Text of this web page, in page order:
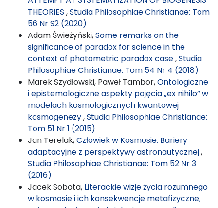
THEORIES ,Studia Philosophiae Christianae: Tom
56 Nr S2 (2020)
Adam Świeżyński,Some remarks on the
significance of paradox for science in the
context of photometric paradox case,Studia
Philosophiae Christianae: Tom 54 Nr 4 (2018)
Marek Szydłowski, Paweł Tambor,Ontologiczne
i epistemologiczne aspekty pojęcia „ex nihilo” w
modelach kosmologicznych kwantowej
kosmogenezy,Studia Philosophiae Christianae:
Tom 51 Nr 1 (2015)
Jan Terelak,Człowiek w Kosmosie: Bariery
adaptacyjne z perspektywy astronautycznej,
Studia Philosophiae Christianae: Tom 52 Nr 3
(2016)
Jacek Sobota, Literackie wizje życia rozumnego
w kosmosie i ich konsekwencje metafizyczne,